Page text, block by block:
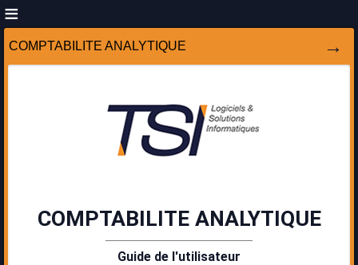
COMPTABILITE ANALYTIQUE
COMPTABILITE ANALYTIQUE
Guide de l'utilisateur